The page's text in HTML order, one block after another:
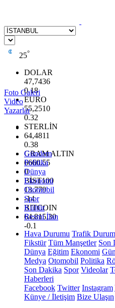
25°
DOLAR
47,7436
0.18
EURO
55,2510
0.32
STERLİN
64,4811
0.38
GRAM ALTIN
6660.55
0
BİST100
13.779
-14
BITCOIN
64.815,30
-0.1
Foto Galeri
Video
Yazarlar
Gündem
Politika
Dünya
Ekonomi
Otomobil
Spor
Kültür
Resmi İlan
Hava Durumu Trafik
Fikstür Tüm Manşetler Son
Dünya Eğitim Ekonomi
Medya Otomobil Politika
Son Dakika Spor Videolar
Haberleri
Facebook Twitter Instagram
Künye / İletişim Bize Ulaşın